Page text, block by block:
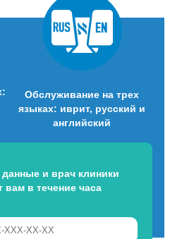
Обслуживание на трех
языках: иврит, русский и
английский
и врач клиники
вам в течение часа